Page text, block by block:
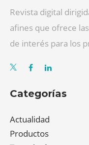
Revista digital
afines que ofrece
de interés para los
Categorías
Actualidad
Productos